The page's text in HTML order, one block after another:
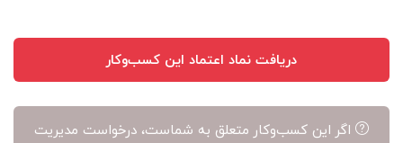
دریافت نماد اعتماد این کسب‌وکار
اگر این کسب‌وکار متعلق به شماست، درخواست مدیریت